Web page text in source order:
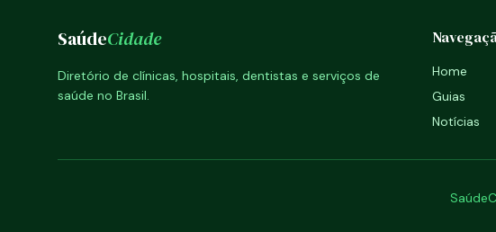
SaúdeCidade
Diretório de clínicas, hospitais, dentistas e serviços de
saúde no Brasil.
Home
Guias
Notícias